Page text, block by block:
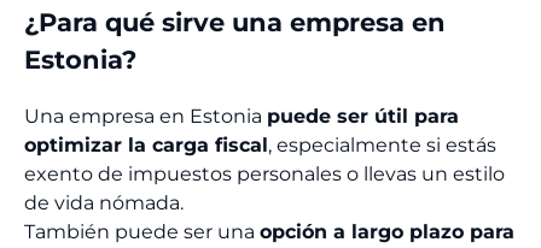
¿Para qué sirve una empresa en
Estonia?
Una empresa en Estonia puede ser útil para
optimizar la carga fiscal, especialmente si estás
exento de impuestos personales o llevas un estilo
de vida nómada.
También puede ser una opción a largo plazo para